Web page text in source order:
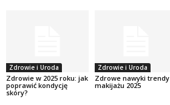
Zdrowie i Uroda
Zdrowie w 2025 roku: jak
poprawić kondycję
skóry?
Zdrowie i Uroda
Zdrowe nawyki
makijażu 2025